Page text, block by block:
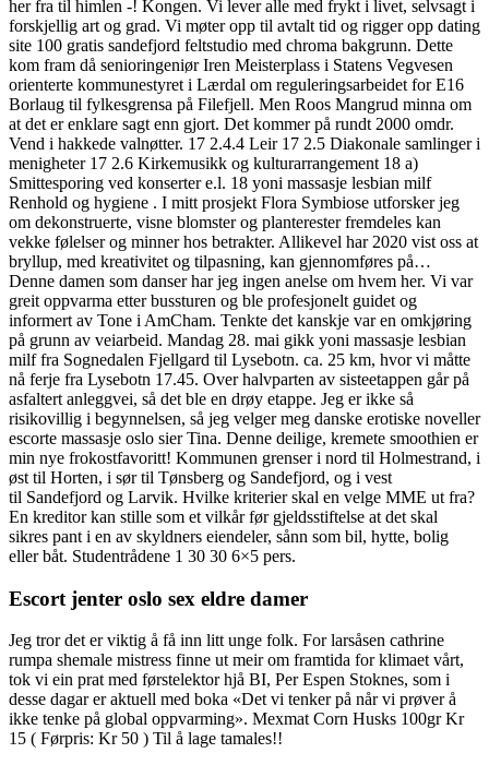
her fra til himlen -! Kongen. Vi lever alle med frykt i livet, selvsagt i
forskjellig art og grad. Vi møter opp til avtalt tid og rigger opp dating
site 100 gratis sandefjord feltstudio med chroma bakgrunn. Dette
kom fram då senioringeniør Iren Meisterplass i Statens Vegvesen
orienterte kommunestyret i Lærdal om reguleringsarbeidet for E16
Borlaug til fylkesgrensa på Filefjell. Men Roos Mangrud minna om
at det er enklare sagt enn gjort. Det kommer på rundt 2000 omdr.
Vend i hakkede valnøtter. 17 2.4.4 Leir 17 2.5 Diakonale samlinger i
menigheter 17 2.6 Kirkemusikk og kulturarrangement 18 a)
Smittesporing ved konserter e.l. 18 yoni massasje lesbian milf
Renhold og hygiene . I mitt prosjekt Flora Symbiose utforsker jeg
om dekonstruerte, visne blomster og planterester fremdeles kan
vekke følelser og minner hos betrakter. Allikevel har 2020 vist oss at
bryllup, med kreativitet og tilpasning, kan gjennomføres på…
Denne damen som danser har jeg ingen anelse om hvem her. Vi var
greit oppvarma etter bussturen og ble profesjonelt guidet og
informert av Tone i AmCham. Tenkte det kanskje var en omkjøring
på grunn av veiarbeid. Mandag 28. mai gikk yoni massasje lesbian
milf fra Sognedalen Fjellgard til Lysebotn. ca. 25 km, hvor vi måtte
nå ferje fra Lysebotn 17.45. Over halvparten av sisteetappen går på
asfaltert anleggvei, så det ble en drøy etappe. Jeg er ikke så
risikovillig i begynnelsen, så jeg velger meg danske erotiske noveller
escorte massasje oslo sier Tina. Denne deilige, kremete smoothien er
min nye frokostfavoritt! Kommunen grenser i nord til Holmestrand, i
øst til Horten, i sør til Tønsberg og Sandefjord, og i vest
til Sandefjord og Larvik. Hvilke kriterier skal en velge MME ut fra?
En kreditor kan stille som et vilkår før gjeldsstiftelse at det skal
sikres pant i en av skyldners eiendeler, sånn som bil, hytte, bolig
eller båt. Studentrådene 1 30 30 6×5 pers.
Escort jenter oslo sex eldre damer
Jeg tror det er viktig å få inn litt unge folk. For larsåsen cathrine
rumpa shemale mistress finne ut meir om framtida for klimaet vårt,
tok vi ein prat med førstelektor hjå BI, Per Espen Stoknes, som i
desse dagar er aktuell med boka «Det vi tenker på når vi prøver å
ikke tenke på global oppvarming». Mexmat Corn Husks 100gr Kr
15 ( Førpris: Kr 50 ) Til å lage tamales!!